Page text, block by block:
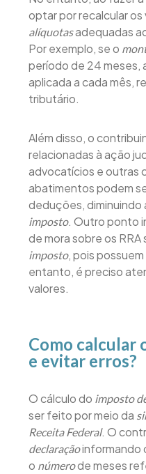
optar por recalcular os
alíquotasadequadas
Por exemplo, se o
período de 24 meses,
aplicada a cada mês,
tributário.
Além disso, o
relacionadas à ação
advocatícios e outras
abatimentos podem
deduções, diminuindo
imposto. Outro ponto
de mora sobre os
imposto, pois possuem
entanto, é preciso
valores.
Como calcular
e evitar erros?
O cálculo do imposto
ser feito por meio da
Receita Federal. O
declaraçãoinformando
o númerode meses